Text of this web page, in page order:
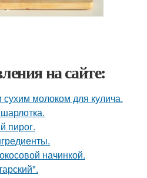
на сайте:
сухим молоком для кулича.
пирог.
начинкой.